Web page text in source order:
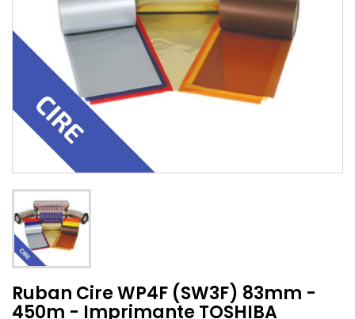
Ruban Cire WP4F (SW3F) 83mm -
450m - Imprimante TOSHIBA